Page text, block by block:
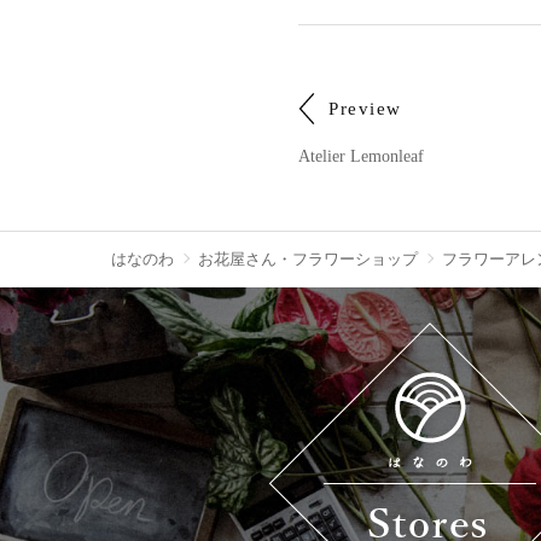
Preview
Atelier Lemonleaf
はなのわ お花屋さん・フラワーショップ フラワーア